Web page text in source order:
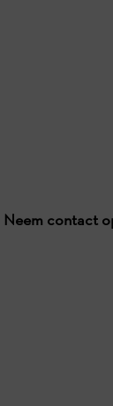
Neem contact